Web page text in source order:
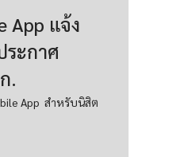
App แจ้ง
ระกาศ
.
App สำหรับนิสิต